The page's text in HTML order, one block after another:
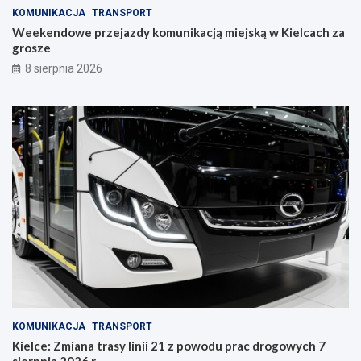
w
c
z
y
e
KOMUNIKACJA TRANSPORT
Weekendowe przejazdy komunikacją miejską w Kielcach za
grosze
8 sierpnia 2026
KOMUNIKACJA TRANSPORT
Kielce: Zmiana trasy linii 21 z powodu prac drogowych 7